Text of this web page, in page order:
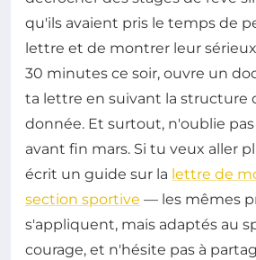
qu'ils avaient pris le temps de
lettre et de montrer leur
30 minutes ce soir, ouvre un
ta lettre en suivant la structure
donnée. Et surtout, n'oublie pas
avant fin mars. Si tu veux aller
écrit un guide sur la lettre de
section sportive — les mêmes
s'appliquent, mais adaptés au
courage, et n'hésite pas à